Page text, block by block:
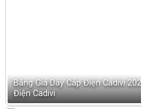
Bảng Giá Dây Cáp Điện Cadivi
Điện Cadivi